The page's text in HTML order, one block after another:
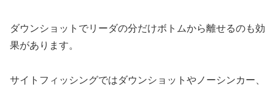
ダウンショットでリーダの分だけボトムから離せるのも効
果があります。
サイトフィッシングではダウンショットやノーシンカー、